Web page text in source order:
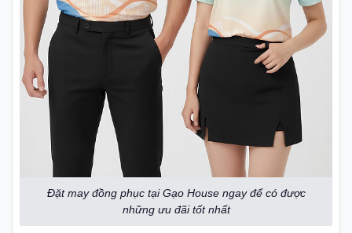
Đặt may đồng phục tại Gạo House ngay để có được
những ưu đãi tốt nhất